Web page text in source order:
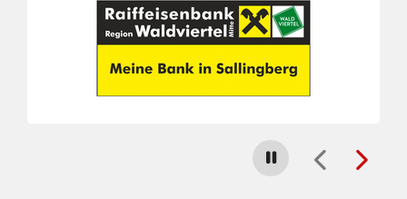
Carousel stoppen